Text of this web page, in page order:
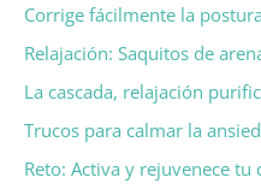
Corrige fácilmente la
Relajación: Saquitos de
La cascada, relajación
Trucos para calmar la
Reto: Activa y rejuvenece tu